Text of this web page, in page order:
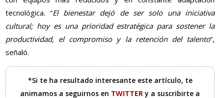
tecnológica. “El bienestar dejó de ser solo una iniciativa
cultural; hoy es una prioridad estratégica para sostener la
productividad, el compromiso y la retención del talento”,
señaló.
*Si te ha resultado interesante este artículo, te
animamos a seguirnos en TWITTERy a suscribirte a